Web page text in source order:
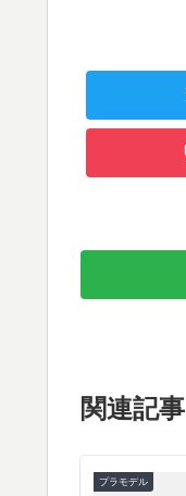
関連記事
プラモデル